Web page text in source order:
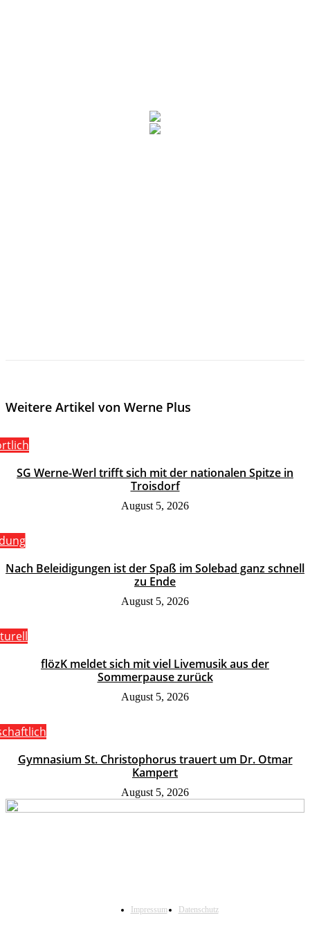
Weitere Artikel von Werne Plus
SG Werne-Werl trifft sich mit der nationalen Spitze in
Troisdorf
August 5, 2026
Nach Beleidigungen ist der Spaß im Solebad ganz schnell
zu Ende
August 5, 2026
flözK meldet sich mit viel Livemusik aus der
Sommerpause zurück
August 5, 2026
Gymnasium St. Christophorus trauert um Dr. Otmar
Kampert
August 5, 2026
Impressum Datenschutz